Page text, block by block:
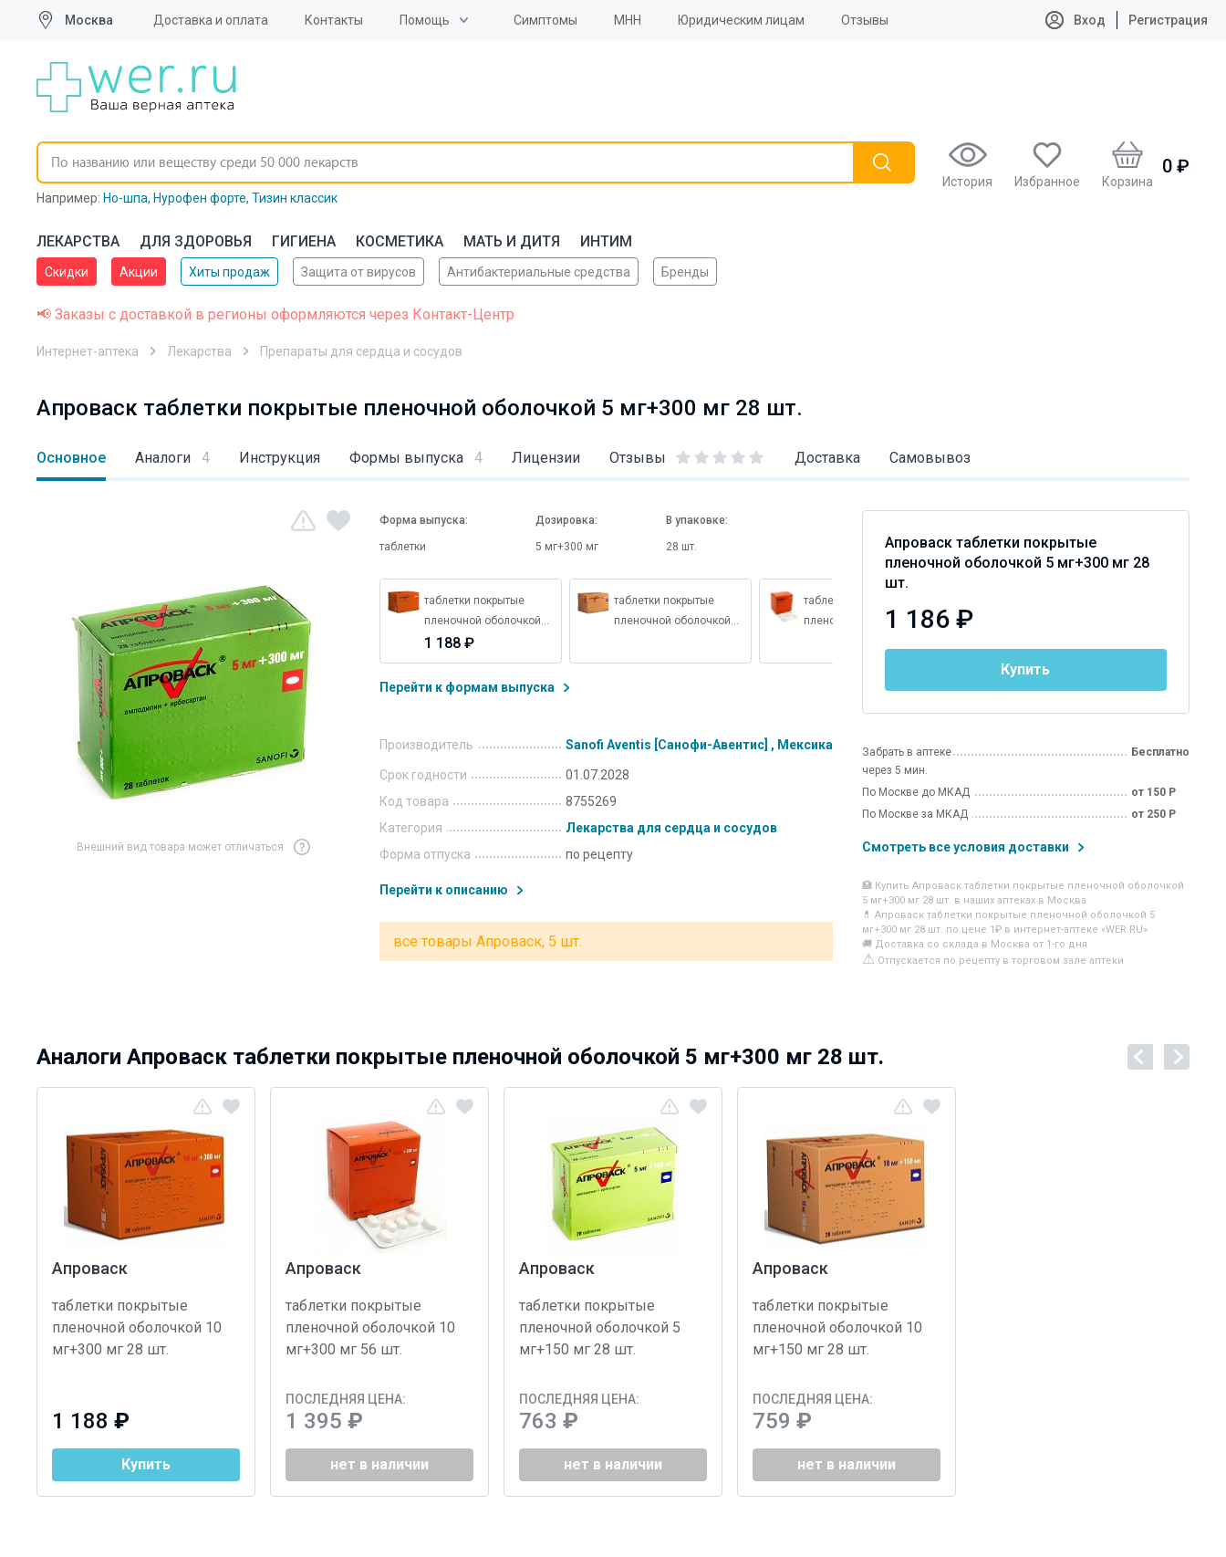
Москва Доставка и оплата Контакты Помощь Симптомы МНН Юридическим лицам Отзывы Вход Регистрация
История Избранное Корзина
0 ₽
Например: Но-шпа, Нурофен форте, Тизин классик
ЛЕКАРСТВА ДЛЯ ЗДОРОВЬЯ ГИГИЕНА КОСМЕТИКА МАТЬ И ДИТЯ ИНТИМ
Скидки Акции Хиты продаж Защита от вирусов Антибактериальные средства Бренды
📢 Заказы с доставкой в регионы оформляются через Контакт-Центр
Интернет-аптека Лекарства Препараты для сердца и сосудов
Апроваск таблетки покрытые пленочной оболочкой 5 мг+300 мг 28 шт.
Основное Аналоги 4 Инструкция Формы выпуска 4 Лицензии Отзывы Доставка Самовывоз
Внешний вид товара может отличаться
Апроваск таблетки покрытые
пленочной оболочкой 5 мг+300 мг 28
шт.
1 186 ₽
Купить
Забрать в аптеке
через 5 мин.
Бесплатно
По Москве до МКАД
от 150 Р
По Москве за МКАД
от 250 Р
Смотреть все условия доставки
🏥 Купить Апроваск таблетки покрытые пленочной оболочкой
5 мг+300 мг 28 шт. в наших аптеках в Москва
💊 Апроваск таблетки покрытые пленочной оболочкой 5
мг+300 мг 28 шт. по цене 1₽ в интернет-аптеке «WER.RU»
🚚 Доставка со склада в Москва от 1-го дня
⚠Отпускается по рецепту в торговом зале аптеки
Форма выпуска:
таблетки
Дозировка:
5 мг+300 мг
В упаковке:
28 шт.
таблетки покрытые
пленочной оболочкой
10 мг+300 мг 28 шт.
1 188 ₽
таблетки покрытые
пленочной оболочкой
таблетки покрытые
пленочной оболочкой
Перейти к формам выпуска
Производитель Sanofi Aventis [Санофи-Авентис] , Мексика
Срок годности
01.07.2028
Код товара
8755269
Категория
Лекарства для сердца и сосудов
Форма отпуска
по рецепту
Перейти к описанию
все товары Апроваск, 5 шт.
Аналоги Апроваск таблетки покрытые пленочной оболочкой 5 мг+300 мг 28 шт.
Апроваск
таблетки покрытые
пленочной оболочкой 10
мг+300 мг 28 шт.
1 188 ₽
Купить
Апроваск
таблетки покрытые
пленочной оболочкой 10
мг+300 мг 56 шт.
ПОСЛЕДНЯЯ ЦЕНА:
1 395 ₽
нет в наличии
Апроваск
таблетки покрытые
пленочной оболочкой 5
мг+150 мг 28 шт.
ПОСЛЕДНЯЯ ЦЕНА:
763 ₽
нет в наличии
Апроваск
таблетки покрытые
пленочной оболочкой 10
мг+150 мг 28 шт.
ПОСЛЕДНЯЯ ЦЕНА:
759 ₽
нет в наличии